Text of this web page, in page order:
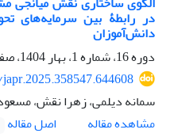
در رابطۀ بین سرمایه‌های
دانش‌آموزان
دوره 16، شماره 1، بهار 1404، صفحه
سمانه دیلمی، زهرا نقش،
مشاهده مقاله
اصل مقاله